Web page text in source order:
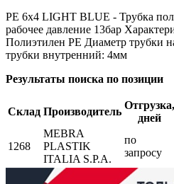
PE 6x4 LIGHT BLUE - Трубка
рабочее давление 13бар
Полиэтилен PE Диаметр трубки
трубки внутренний: 4мм
Результаты поиска по позиции
Склад Производитель
Отгрузка,
дней
1268
MEBRA
PLASTIK
ITALIA S.P.A.
по
запросу